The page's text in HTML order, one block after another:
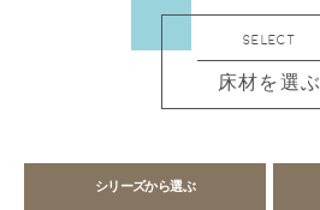
SELECT
床材を選ぶ
シリーズから選ぶ